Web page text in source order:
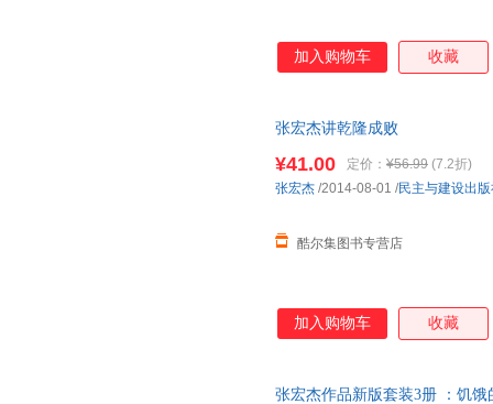
加入购物车 收藏
张宏杰讲乾隆成败
¥41.00 定价： ¥56.99 (7.2折)
酷尔集图书专营店
张宏杰 /2014-08-01 /民主与建设出
加入购物车 收藏
张宏杰作品新版套装3册 ：饥